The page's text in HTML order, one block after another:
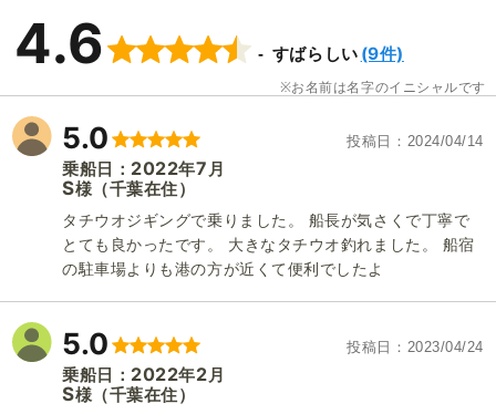
4.6 すばらしい (9件)
お名前は名字のイニシャルです
5.0 投稿日 2024/04/14
乗船日： 2022年7 月
S様 （千葉在住）
タチウオジギングで乗りました。 船長が気さくで丁寧で
とても良かったです。 大きなタチウオ釣れました。 船宿
の駐車場よりも港の方が近くて便利でしたよ
5.0 投稿日 2023/04/24
乗船日： 2022年2 月
S様 （千葉在住）